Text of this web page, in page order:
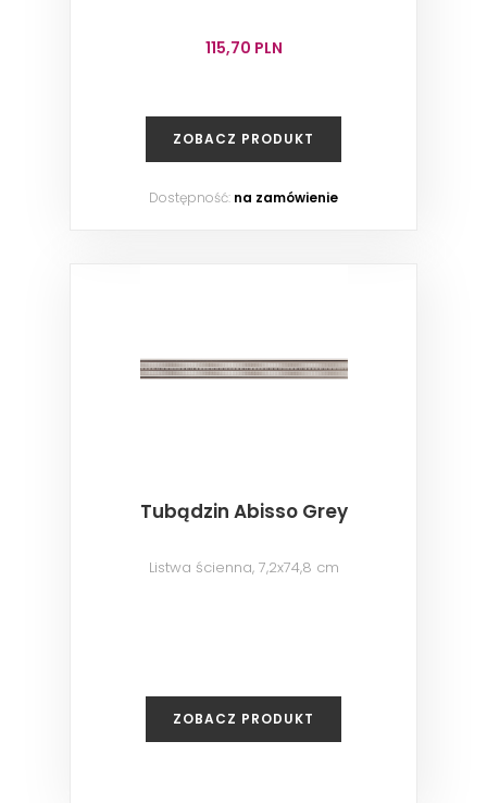
115,70 PLN
ZOBACZ PRODUKT
Dostępność: na zamówienie
Tubądzin Abisso Grey
Listwa ścienna, 7,2x74,8 cm
ZOBACZ PRODUKT